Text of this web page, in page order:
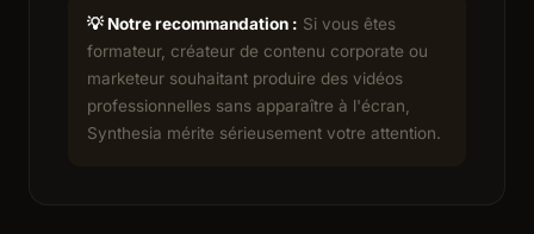
💡 Notre recommandation : Si vous êtes
formateur, créateur de contenu corporate ou
marketeur souhaitant produire des vidéos
professionnelles sans apparaître à l'écran,
Synthesia mérite sérieusement votre attention.